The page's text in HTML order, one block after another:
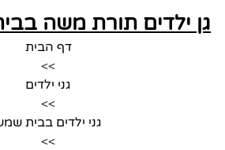
גן ילדים תורת משה
דף הבית
>>
גני ילדים
>>
גני ילדים בבית שמש
>>